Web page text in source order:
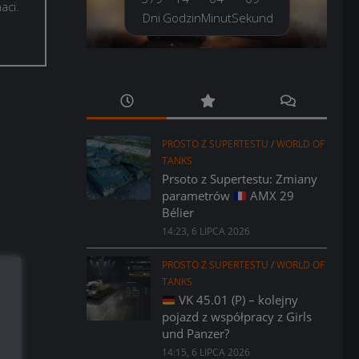
Dni GodzinMinutSekund
PROSTO Z SUPERTESTU /WORLD OF
TANKS
Prsoto z Supertestu: Zmiany
parametrów
AMX 29
Bélier
14:23, 6 LIPCA 2026
PROSTO Z SUPERTESTU /WORLD OF
TANKS
VK 45.01 (P) – kolejny
pojazd z współpracy z Girls
und Panzer?
14:15, 6 LIPCA 2026